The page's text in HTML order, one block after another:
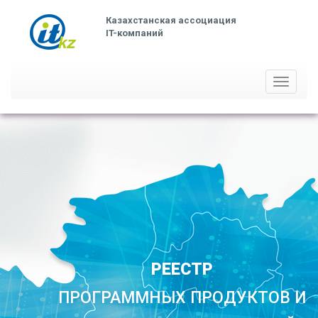
Казахстанская ассоциация
IT-компаний
Toggle
РЕЕСТР
ПРОГРАММНЫХ ПРОДУКТОВ И